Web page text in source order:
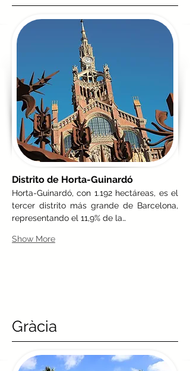
Distrito de Horta-Guinardó
Horta-Guinardó, con 1.192 hectáreas, es el
tercer distrito más grande de Barcelona,
representando el 11,9% de la…
Show More
Gràcia